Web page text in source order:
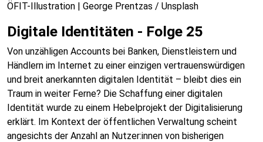
ÖFIT-Illustration | George Prentzas / Unsplash
Digitale Identitäten - Folge 25
Von unzähligen Accounts bei Banken, Dienstleistern und
Händlern im Internet zu einer einzigen vertrauenswürdigen
und breit anerkannten digitalen Identität – bleibt dies ein
Traum in weiter Ferne? Die Schaffung einer digitalen
Identität wurde zu einem Hebelprojekt der Digitalisierung
erklärt. Im Kontext der öffentlichen Verwaltung scheint
angesichts der Anzahl an Nutzer:innen von bisherigen